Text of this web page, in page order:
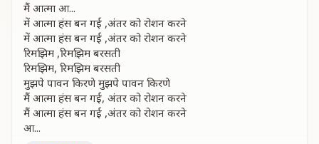
मैं आत्मा आ...
में आत्मा हंस बन गई ,अंतर को रोशन करने
में आत्मा हंस बन गई ,अंतर को रोशन करने
रिमझिम ,रिमझिम बरसती
रिमझिम, रिमझिम बरसती
मुझपे पावन किरणे मुझपे पावन किरणे
मैं आत्मा हंस बन गई, अंतर को रोशन करने
मैं आत्मा हंस बन गई ,अंतर को रोशन करने
आ...